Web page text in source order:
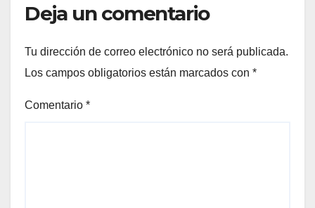
Deja un comentario
Tu dirección de correo electrónico no será publicada.
Los campos obligatorios están marcados con *
Comentario *